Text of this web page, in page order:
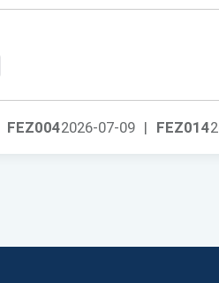
FEZ014
FEZ0042026-07-09 |